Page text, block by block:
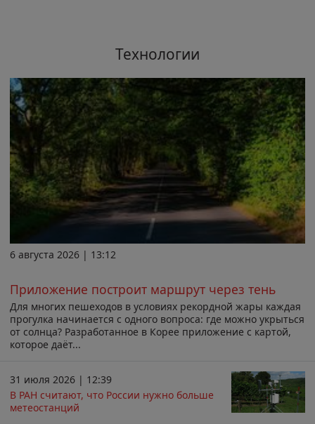
Технологии
6 августа 2026 | 13:12
Приложение построит маршрут через тень
Для многих пешеходов в условиях рекордной жары каждая
прогулка начинается с одного вопроса: где можно укрыться
от солнца? Разработанное в Корее приложение с картой,
которое даёт...
31 июля 2026 | 12:39
В РАН считают, что России нужно больше
метеостанций